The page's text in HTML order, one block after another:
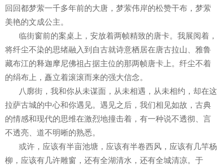
回回都梦萦一千多年前的大唐，梦萦伟岸的松赞干布，梦萦
美艳的文成公主。
临街窗前的案桌上，安放着两帧精致的唐卡。我展阅着，
将纤尘不染的思绪融入到自古就诗意栖居在唐古拉山、雅鲁
藏布江的释迦摩尼佛祖占据主位的那两帧唐卡上。纤尘不着
的绢布上，矗立着滚滚而来的强大信念。
八廓街，我和你从未谋面，从未相遇，从未相约，却在这
拉萨古城的中心和你遇见。遇见之后，我们相见如故，古典
的情感和现代的思维在激烈地撞击着，有一种说不透彻、言
不透亮、道不明晰的熟悉。
或许，应该有半亩池塘，应该有半卷西风，应该有几竿杨
柳，应该有几许雕窗，还有全湖清水，还有全城清凉。于